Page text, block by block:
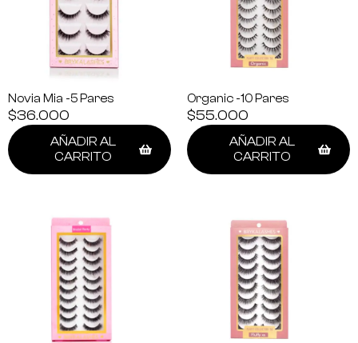
Novia Mia -5 Pares
$36.000
AÑADIR AL
CARRITO
Organic -10 Pares
$55.000
AÑADIR AL
CARRITO